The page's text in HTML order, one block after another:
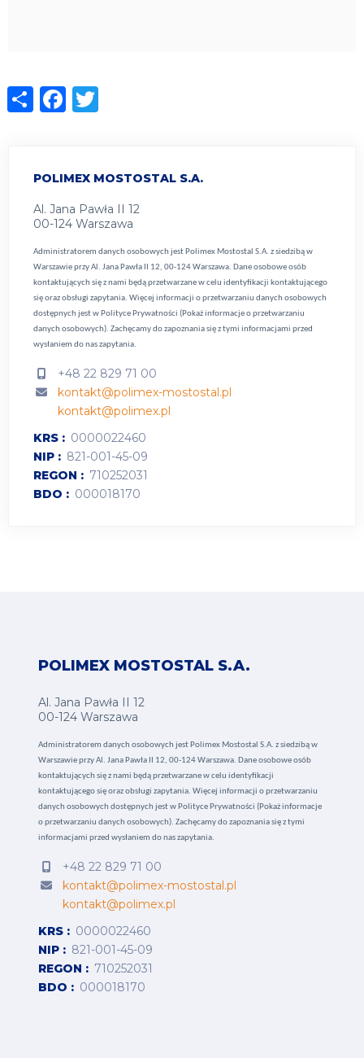
POLIMEX MOSTOSTAL S.A.
Al. Jana Pawła II 12
00-124 Warszawa
Administratorem danych osobowych jest Polimex Mostostal S.A. z siedzibą w
Warszawie przy Al. Jana Pawła II 12, 00-124 Warszawa. Dane osobowe osób
kontaktujących się z nami będą przetwarzane w celu identyfikacji kontaktującego
się oraz obsługi zapytania. Więcej informacji o przetwarzaniu danych osobowych
dostępnych jest w Polityce Prywatności (Pokaż informacje o przetwarzaniu
danych osobowych). Zachęcamy do zapoznania się z tymi informacjami przed
wysłaniem do nas zapytania.
+48 22 829 71 00
kontakt@polimex-mostostal.pl
kontakt@polimex.pl
KRS
0000022460
NIP
821-001-45-09
REGON
710252031
BDO
000018170
ShareFacebook
POLIMEX MOSTOSTAL S.A.
Al. Jana Pawła II 12
00-124 Warszawa
Administratorem danych osobowych jest Polimex Mostostal S.A. z siedzibą w
Warszawie przy Al. Jana Pawła II 12, 00-124 Warszawa. Dane osobowe osób
kontaktujących się z nami będą przetwarzane w celu identyfikacji
kontaktującego się oraz obsługi zapytania. Więcej informacji o przetwarzaniu
danych osobowych dostępnych jest w Polityce Prywatności (Pokaż informacje
o przetwarzaniu danych osobowych). Zachęcamy do zapoznania się z tymi
informacjami przed wysłaniem do nas zapytania.
+48 22 829 71 00
kontakt@polimex-mostostal.pl
kontakt@polimex.pl
KRS
0000022460
NIP
821-001-45-09
REGON
710252031
BDO
000018170